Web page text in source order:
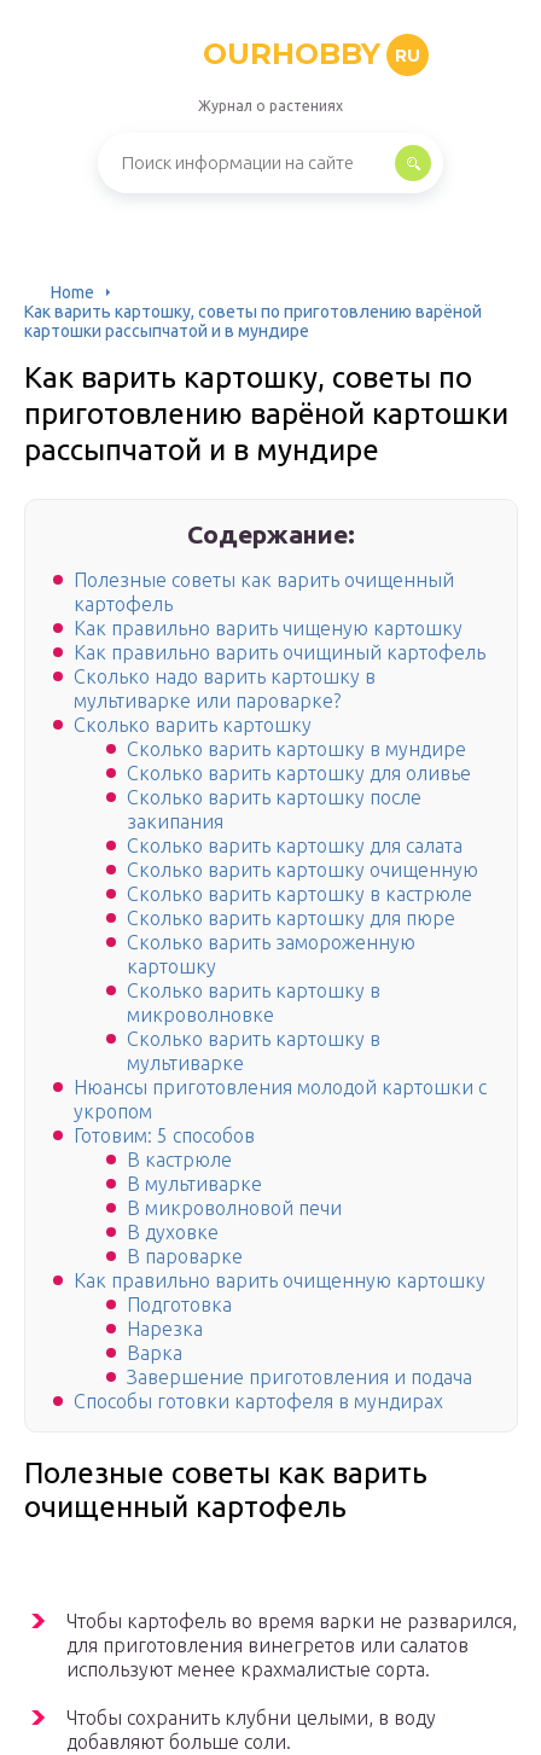
OURHOBBY RU
Журнал о растениях
Home
Как варить картошку, советы по приготовлению варёной
картошки рассыпчатой и в мундире
Как варить картошку, советы по
приготовлению варёной картошки
рассыпчатой и в мундире
Содержание:
Полезные советы как варить очищенный
картофель
Как правильно варить чищеную картошку
Как правильно варить очищиный картофель
Сколько надо варить картошку в
мультиварке или пароварке?
Сколько варить картошку
Сколько варить картошку в мундире
Сколько варить картошку для оливье
Сколько варить картошку после
закипания
Сколько варить картошку для салата
Сколько варить картошку очищенную
Сколько варить картошку в кастрюле
Сколько варить картошку для пюре
Сколько варить замороженную
картошку
Сколько варить картошку в
микроволновке
Сколько варить картошку в
мультиварке
Нюансы приготовления молодой картошки с
укропом
Готовим: 5 способов
В кастрюле
В мультиварке
В микроволновой печи
В духовке
В пароварке
Как правильно варить очищенную картошку
Подготовка
Нарезка
Варка
Завершение приготовления и подача
Способы готовки картофеля в мундирах
Полезные советы как варить
очищенный картофель
Чтобы картофель во время варки не разварился,
для приготовления винегретов или салатов
используют менее крахмалистые сорта.
Чтобы сохранить клубни целыми, в воду
добавляют больше соли.